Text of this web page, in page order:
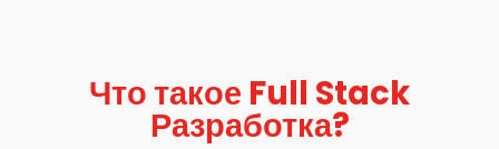
Что такое Full Stack
Разработка?